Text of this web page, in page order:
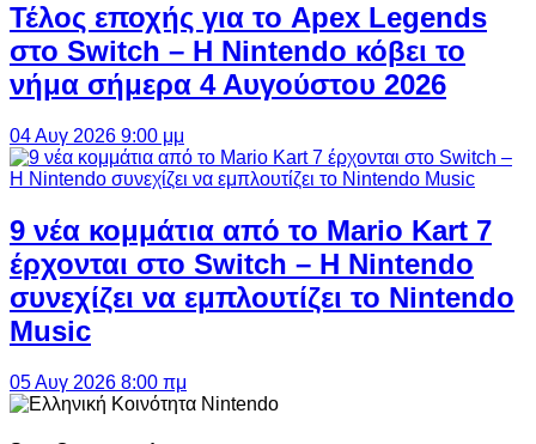
Τέλος εποχής για το Apex Legends
στο Switch – Η Nintendo κόβει το
νήμα σήμερα 4 Αυγούστου 2026
04 Αυγ 2026 9:00 μμ
9 νέα κομμάτια από το Mario Kart 7
έρχονται στο Switch – Η Nintendo
συνεχίζει να εμπλουτίζει το Nintendo
Music
05 Αυγ 2026 8:00 πμ